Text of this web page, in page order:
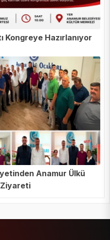
Kongreye Hazırlanıyor
Anamur Ülkü
Ziyareti